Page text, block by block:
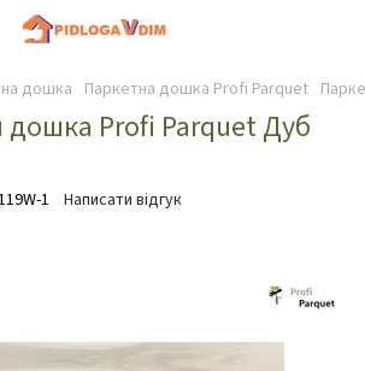
дошка Паркетна дошка Profi Parquet
дошка Profi Parquet Дуб
1 Написати відгук